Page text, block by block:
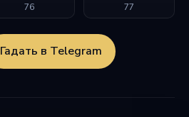
76 77
Гадать в Telegram